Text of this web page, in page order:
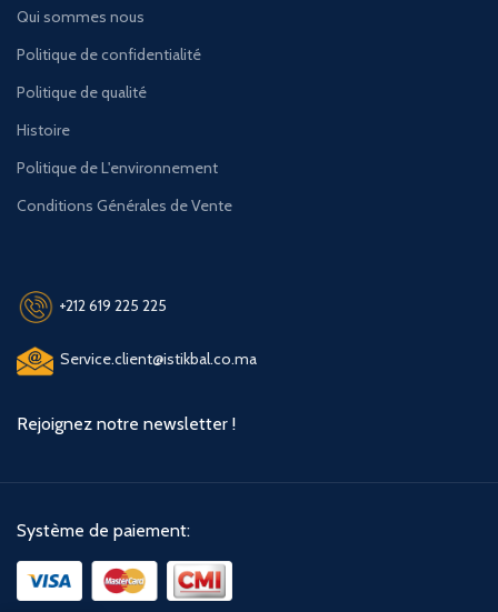
Qui sommes nous
Politique de confidentialité
Politique de qualité
Histoire
Politique de L'environnement
Conditions Générales de Vente
+212 619 225 225
Service.client@istikbal.co.ma
Rejoignez notre newsletter !
Système de paiement: